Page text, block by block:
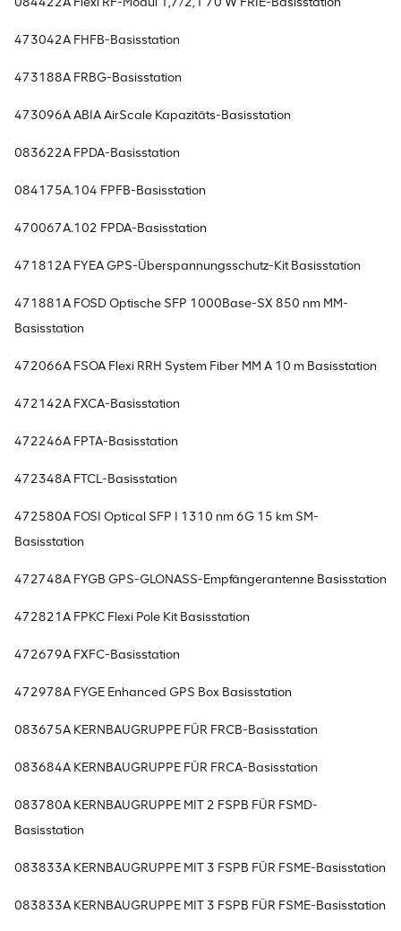
473042A FHFB-Basisstation
473188A FRBG-Basisstation
473096A ABIA AirScale Kapazitäts-Basisstation
083622A FPDA-Basisstation
084175A.104 FPFB-Basisstation
470067A.102 FPDA-Basisstation
471812A FYEA GPS-Überspannungsschutz-Kit Basisstation
471881A FOSD Optische SFP 1000Base-SX 850 nm MM-
Basisstation
472066A FSOA Flexi RRH System Fiber MM A 10 m Basisstation
472142A FXCA-Basisstation
472246A FPTA-Basisstation
472348A FTCL-Basisstation
472580A FOSI Optical SFP I 1310 nm 6G 15 km SM-
Basisstation
472748A FYGB GPS-GLONASS-Empfängerantenne Basisstation
472821A FPKC Flexi Pole Kit Basisstation
472679A FXFC-Basisstation
472978A FYGE Enhanced GPS Box Basisstation
083675A KERNBAUGRUPPE FÜR FRCB-Basisstation
083684A KERNBAUGRUPPE FÜR FRCA-Basisstation
083780A KERNBAUGRUPPE MIT 2 FSPB FÜR FSMD-
Basisstation
083833A KERNBAUGRUPPE MIT 3 FSPB FÜR FSME-Basisstation
083833A KERNBAUGRUPPE MIT 3 FSPB FÜR FSME-Basisstation